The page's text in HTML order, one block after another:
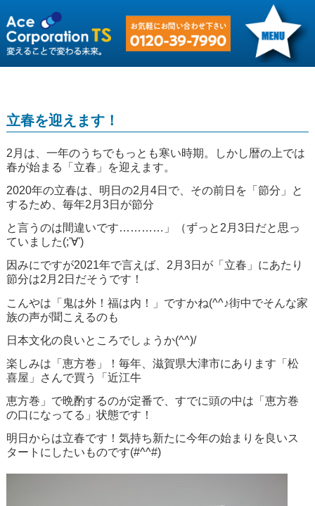
立春を迎えます！
2月は、一年のうちでもっとも寒い時期。しかし暦の上では
春が始まる「立春」を迎えます。
2020年の立春は、明日の2月4日で、その前日を「節分」と
するため、毎年2月3日が節分
と言うのは間違いです…………」（ずっと2月3日だと思っ
ていました(;'∀')
因みにですが2021年で言えば、2月3日が「立春」にあたり
節分は2月2日だそうです！
こんやは「鬼は外！福は内！」ですかね(^^♪街中でそんな家
族の声が聞こえるのも
日本文化の良いところでしょうか(^^)/
楽しみは「恵方巻」！毎年、滋賀県大津市にあります「松
喜屋」さんで買う「近江牛
恵方巻」で晩酌するのが定番で、すでに頭の中は「恵方巻
の口になってる」状態です！
明日からは立春です！気持ち新たに今年の始まりを良いス
タートにしたいものです(#^^#)